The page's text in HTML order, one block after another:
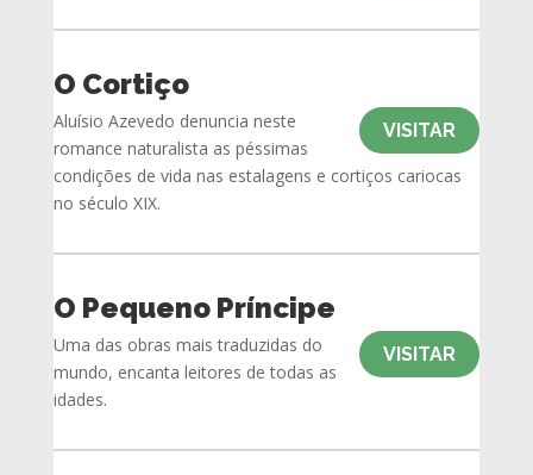
O Cortiço
VISITAR
Aluísio Azevedo denuncia neste
romance naturalista as péssimas
condições de vida nas estalagens e cortiços cariocas
no século XIX.
O Pequeno Príncipe
VISITAR
Uma das obras mais traduzidas do
mundo, encanta leitores de todas as
idades.